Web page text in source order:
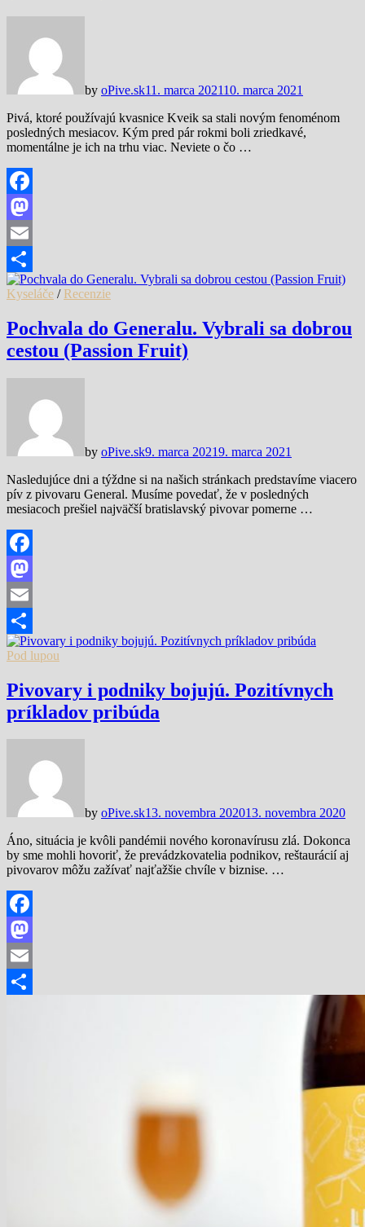
by oPive.sk11. marca 202110. marca 2021
Pivá, ktoré používajú kvasnice Kveik sa stali novým fenoménom
posledných mesiacov. Kým pred pár rokmi boli zriedkavé,
momentálne je ich na trhu viac. Neviete o čo …
Facebook
Mastodon
Email
Share
Kyseláče / Recenzie
Pochvala do Generalu. Vybrali sa dobrou
cestou (Passion Fruit)
by oPive.sk9. marca 20219. marca 2021
Nasledujúce dni a týždne si na našich stránkach predstavíme viacero
pív z pivovaru General. Musíme povedať, že v posledných
mesiacoch prešiel najväčší bratislavský pivovar pomerne …
Facebook
Mastodon
Email
Share
Pod lupou
Pivovary i podniky bojujú. Pozitívnych
príkladov pribúda
by oPive.sk13. novembra 202013. novembra 2020
Áno, situácia je kvôli pandémii nového koronavírusu zlá. Dokonca
by sme mohli hovoriť, že prevádzkovatelia podnikov, reštaurácií aj
pivovarov môžu zažívať najťažšie chvíle v biznise. …
Facebook
Mastodon
Email